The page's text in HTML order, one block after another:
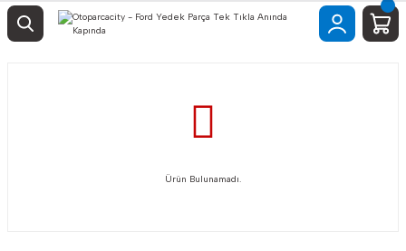
Ürün Bulunamadı.